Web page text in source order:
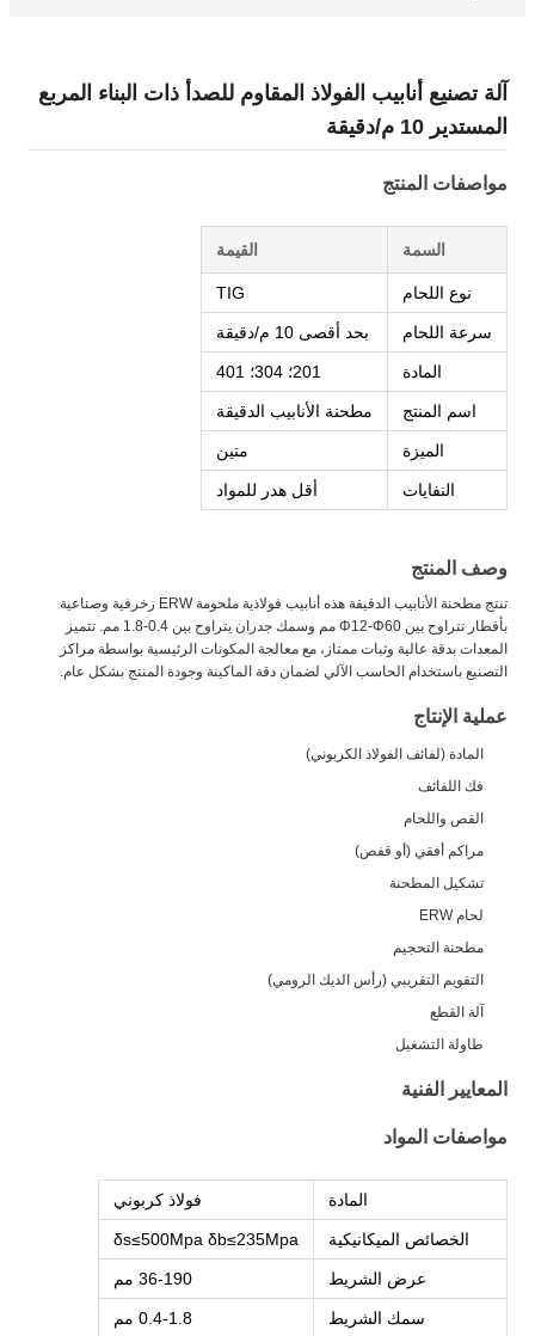
آلة تصنيع أنابيب الفولاذ المقاوم للصدأ ذات البناء المربع
المستدير 10 م/دقيقة
مواصفات المنتج
السمة القيمة
نوع اللحام TIG
سرعة اللحام بحد أقصى 10 م/دقيقة
المادة 201؛ 304؛ 401
اسم المنتج مطحنة الأنابيب الدقيقة
الميزة متين
النفايات أقل هدر للمواد
وصف المنتج
تنتج مطحنة الأنابيب الدقيقة هذه أنابيب فولاذية ملحومة ERW زخرفية وصناعية
بأقطار تتراوح بين Φ12-Φ60 مم وسمك جدران يتراوح بين 0.4-1.8 مم. تتميز
المعدات بدقة عالية وثبات ممتاز، مع معالجة المكونات الرئيسية بواسطة مراكز
التصنيع باستخدام الحاسب الآلي لضمان دقة الماكينة وجودة المنتج بشكل عام.
عملية الإنتاج
المادة (لفائف الفولاذ الكربوني)
فك اللفائف
القص واللحام
مراكم أفقي (أو قفص)
تشكيل المطحنة
لحام ERW
مطحنة التحجيم
التقويم التقريبي (رأس الديك الرومي)
آلة القطع
طاولة التشغيل
المعايير الفنية
مواصفات المواد
المادة فولاذ كربوني
الخصائص الميكانيكية δs≤500Mpa δb≤235Mpa
عرض الشريط 36-190 مم
سمك الشريط 0.4-1.8 مم